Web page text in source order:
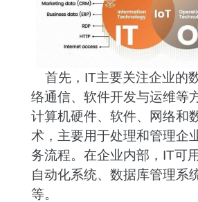
首先，IT主要关注企业的
络通信、软件开发与运维等
计算机硬件、软件、网络和
术，主要用于处理和管理企
务流程。在企业内部，IT可
自动化系统、数据库管理系
等。